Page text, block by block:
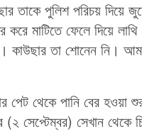
তাকে পুলিশ পরিচয় দিয়ে
মাটিতে ফেলে দিয়ে
কাউছার তা শোনেন নি।
থেকে পানি বের হওয়া
(২ সেপ্টেম্বর) সেখান থেকে